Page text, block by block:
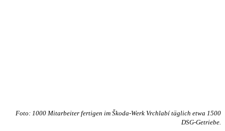
Foto: 1000 Mitarbeiter fertigen im Škoda-Werk Vrchlabí täglich etwa 1500
DSG-Getriebe.